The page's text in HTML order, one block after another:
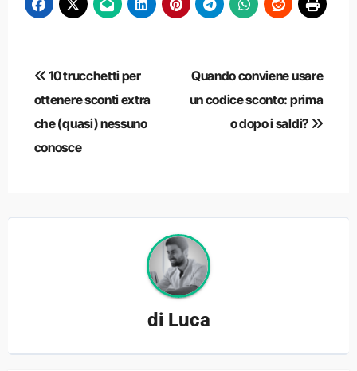
Navigazione
articoli
10 trucchetti per
ottenere sconti extra
che (quasi) nessuno
conosce
Quando conviene usare
un codice sconto: prima
o dopo i saldi?
di Luca